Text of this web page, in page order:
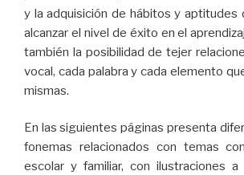
y la adquisición de hábitos y aptitudes
alcanzar el nivel de éxito en el
también la posibilidad de tejer
vocal, cada palabra y cada elemento
mismas.
En las siguientes páginas presenta
fonemas relacionados con temas
escolar y familiar, con ilustraciones